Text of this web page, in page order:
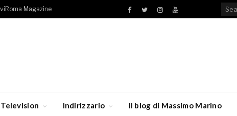
Magazine Facebook
TwitterInstagramYouTube
Indirizzario Il blog di Massimo Marino